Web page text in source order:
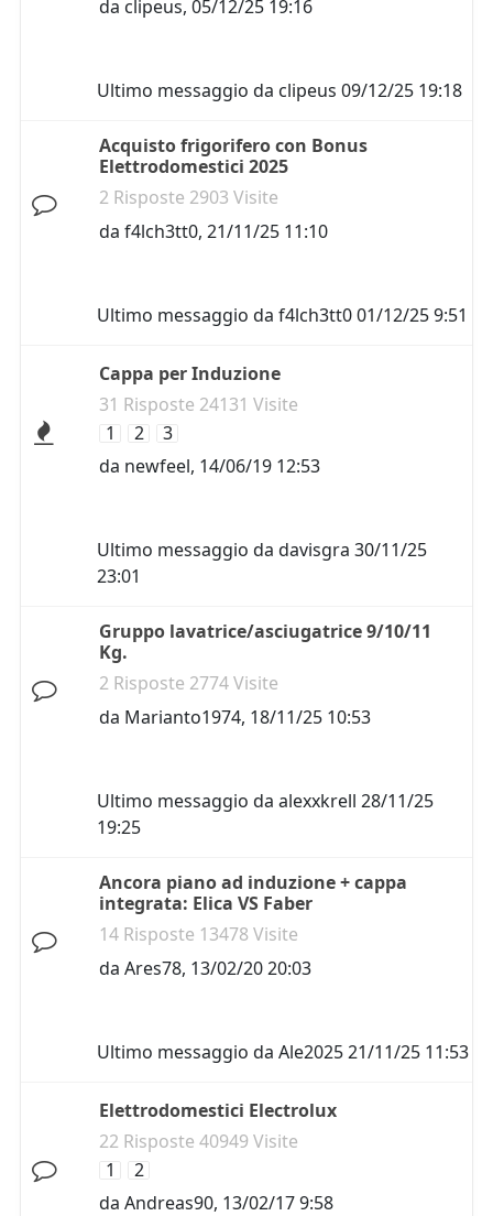
da clipeus, 05/12/25 19:16
Ultimo messaggio da clipeus 09/12/25 19:18
Acquisto frigorifero con Bonus
Elettrodomestici 2025
2 Risposte 2903 Visite
da f4lch3tt0, 21/11/25 11:10
Ultimo messaggio da f4lch3tt001/12/25 9:51
Cappa per Induzione
31 Risposte 24131 Visite
1
2
3
da newfeel, 14/06/19 12:53
Ultimo messaggio da davisgra 30/11/25
23:01
Gruppo lavatrice/asciugatrice 9/10/11
Kg.
2 Risposte 2774 Visite
da Marianto1974, 18/11/25 10:53
Ultimo messaggio da alexxkrell 28/11/25
19:25
Ancora piano ad induzione + cappa
integrata: Elica VS Faber
14 Risposte 13478 Visite
da Ares78, 13/02/20 20:03
Ultimo messaggio da Ale202521/11/25 11:53
Elettrodomestici Electrolux
22 Risposte 40949 Visite
1
2
da Andreas90, 13/02/17 9:58